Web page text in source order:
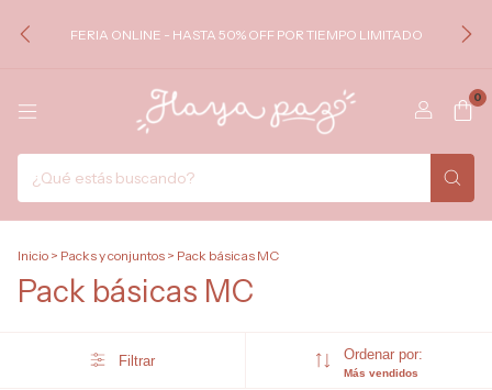
FERIA ONLINE - HASTA 50% OFF POR TIEMPO LIMITADO
0
Inicio > Packs y conjuntos > Pack básicas MC
Pack básicas MC
Filtrar Ordenar por:
Más vendidos